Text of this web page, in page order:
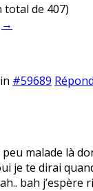
total de 407)
→
#59689
malade là
je te dirai
bah